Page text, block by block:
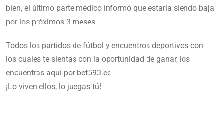
bien, el último parte médico informó que estaría siendo baja
por los próximos 3 meses.
Todos los partidos de fútbol y encuentros deportivos con
los cuales te sientas con la oportunidad de ganar, los
encuentras aquí por bet593.ec
¡Lo viven ellos, lo juegas tú!